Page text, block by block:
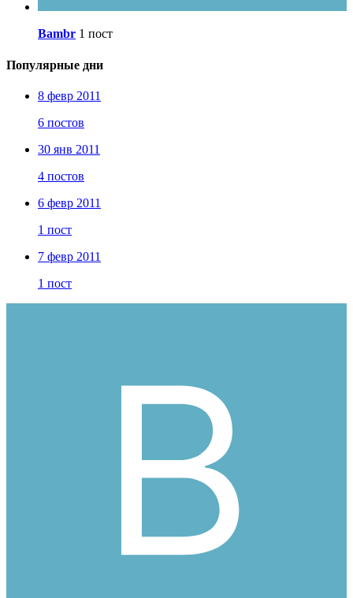
Bambr 1 пост
Популярные дни
8 февр 2011
6 постов
30 янв 2011
4 постов
6 февр 2011
1 пост
7 февр 2011
1 пост